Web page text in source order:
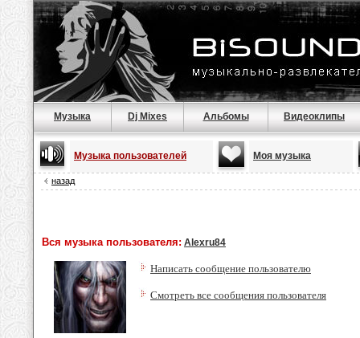
Музыка Dj Mixes Альбомы Видеоклипы
Музыка пользователей Моя музыка
назад
Вся музыка пользователя: Alexru84
Написать сообщение пользователю
Смотреть все сообщения пользователя